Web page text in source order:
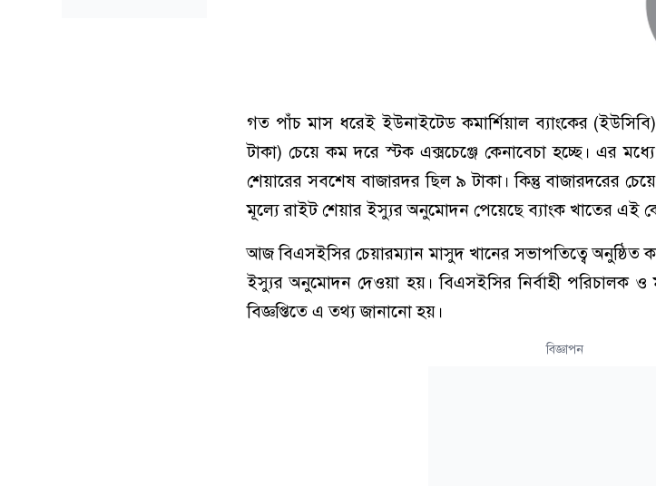
গত পাঁচ মাস ধরেই ইউনাইটেড কমার্শিয়াল ব্যাংকের
টাকা) চেয়ে কম দরে স্টক এক্সচেঞ্জে কেনাবেচা হচ্ছে। এর
শেয়ারের সবশেষ বাজারদর ছিল ৯ টাকা। কিন্তু বাজারদরের
মূল্যে রাইট শেয়ার ইস্যুর অনুমোদন পেয়েছে ব্যাংক খাতের এই
আজ বিএসইসির চেয়ারম্যান মাসুদ খানের সভাপতিত্বে অনুষ্ঠিত
ইস্যুর অনুমোদন দেওয়া হয়। বিএসইসির নির্বাহী পরিচালক ও
বিজ্ঞপ্তিতে এ তথ্য জানানো হয়।
বিজ্ঞাপন